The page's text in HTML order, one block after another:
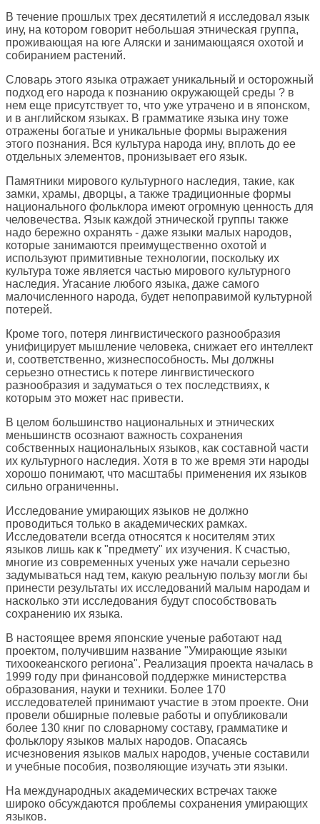
В течение прошлых трех десятилетий я исследовал язык
ину, на котором говорит небольшая этническая группа,
проживающая на юге Аляски и занимающаяся охотой и
собиранием растений.
Словарь этого языка отражает уникальный и осторожный
подход его народа к познанию окружающей среды ? в
нем еще присутствует то, что уже утрачено и в японском,
и в английском языках. В грамматике языка ину тоже
отражены богатые и уникальные формы выражения
этого познания. Вся культура народа ину, вплоть до ее
отдельных элементов, пронизывает его язык.
Памятники мирового культурного наследия, такие, как
замки, храмы, дворцы, а также традиционные формы
национального фольклора имеют огромную ценность для
человечества. Язык каждой этнической группы также
надо бережно охранять - даже языки малых народов,
которые занимаются преимущественно охотой и
используют примитивные технологии, поскольку их
культура тоже является частью мирового культурного
наследия. Угасание любого языка, даже самого
малочисленного народа, будет непоправимой культурной
потерей.
Кроме того, потеря лингвистического разнообразия
унифицирует мышление человека, снижает его интеллект
и, соответственно, жизнеспособность. Мы должны
серьезно отнестись к потере лингвистического
разнообразия и задуматься о тех последствиях, к
которым это может нас привести.
В целом большинство национальных и этнических
меньшинств осознают важность сохранения
собственных национальных языков, как составной части
их культурного наследия. Хотя в то же время эти народы
хорошо понимают, что масштабы применения их языков
сильно ограниченны.
Исследование умирающих языков не должно
проводиться только в академических рамках.
Исследователи всегда относятся к носителям этих
языков лишь как к "предмету" их изучения. К счастью,
многие из современных ученых уже начали серьезно
задумываться над тем, какую реальную пользу могли бы
принести результаты их исследований малым народам и
насколько эти исследования будут способствовать
сохранению их языка.
В настоящее время японские ученые работают над
проектом, получившим название "Умирающие языки
тихоокеанского региона". Реализация проекта началась в
1999 году при финансовой поддержке министерства
образования, науки и техники. Более 170
исследователей принимают участие в этом проекте. Они
провели обширные полевые работы и опубликовали
более 130 книг по словарному составу, грамматике и
фольклору языков малых народов. Опасаясь
исчезновения языков малых народов, ученые составили
и учебные пособия, позволяющие изучать эти языки.
На международных академических встречах также
широко обсуждаются проблемы сохранения умирающих
языков.